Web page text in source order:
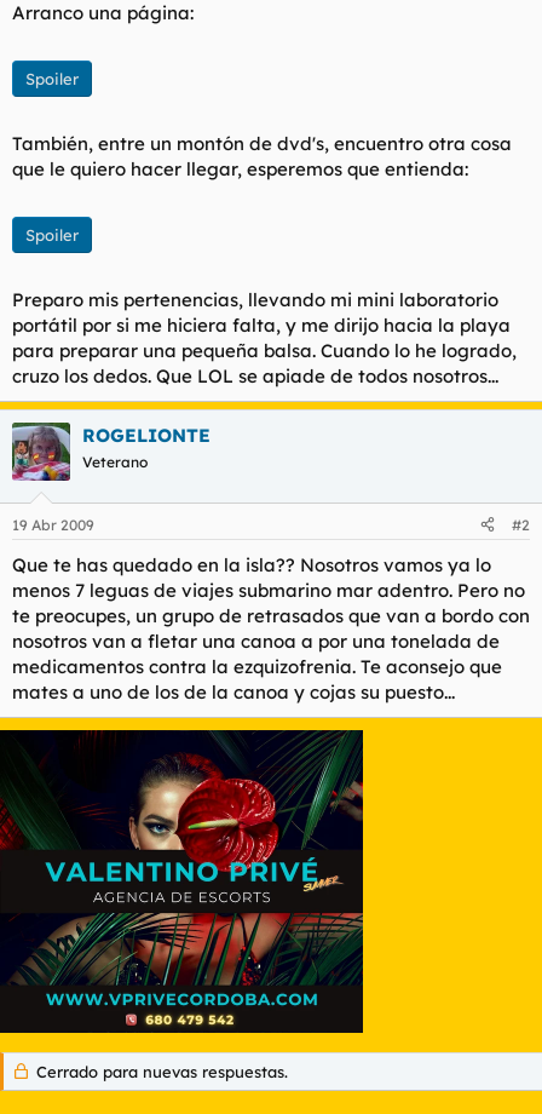
Arranco una página:
Spoiler
También, entre un montón de dvd's, encuentro otra cosa
que le quiero hacer llegar, esperemos que entienda:
Spoiler
Preparo mis pertenencias, llevando mi mini laboratorio
portátil por si me hiciera falta, y me dirijo hacia la playa
para preparar una pequeña balsa. Cuando lo he logrado,
cruzo los dedos. Que LOL se apiade de todos nosotros...
ROGELIONTE
Veterano
19 Abr 2009 #2
Que te has quedado en la isla?? Nosotros vamos ya lo
menos 7 leguas de viajes submarino mar adentro. Pero no
te preocupes, un grupo de retrasados que van a bordo con
nosotros van a fletar una canoa a por una tonelada de
medicamentos contra la ezquizofrenia. Te aconsejo que
mates a uno de los de la canoa y cojas su puesto...
Cerrado para nuevas respuestas.